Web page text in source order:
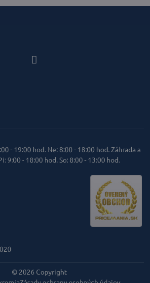
- 19:00 hod. Ne: 8:00 - 18:00 hod. Záhrada a
9:00 - 18:00 hod. So: 8:00 - 13:00 hod.
© 2026 Copyright